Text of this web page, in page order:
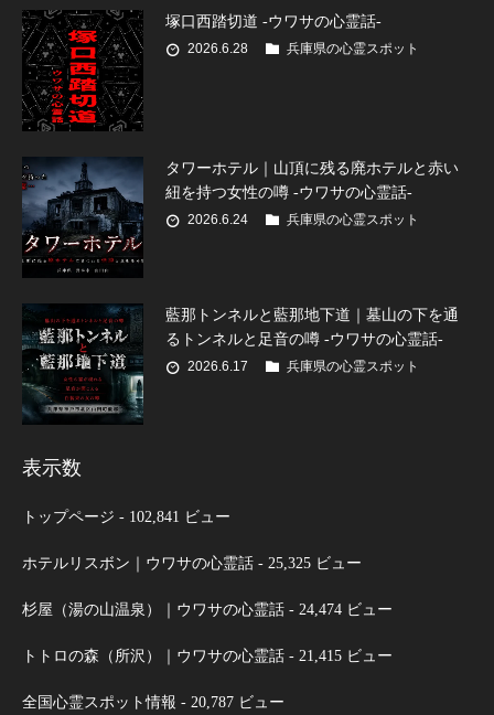
塚口西踏切道 -ウワサの心霊話-
2026.6.28 兵庫県の心霊スポット
タワーホテル｜山頂に残る廃ホテルと赤い
紐を持つ女性の噂 -ウワサの心霊話-
2026.6.24 兵庫県の心霊スポット
藍那トンネルと藍那地下道｜墓山の下を通
るトンネルと足音の噂 -ウワサの心霊話-
2026.6.17 兵庫県の心霊スポット
表示数
トップページ - 102,841 ビュー
ホテルリスボン｜ウワサの心霊話 - 25,325 ビュー
杉屋（湯の山温泉）｜ウワサの心霊話 - 24,474 ビュー
トトロの森（所沢）｜ウワサの心霊話 - 21,415 ビュー
全国心霊スポット情報 - 20,787 ビュー